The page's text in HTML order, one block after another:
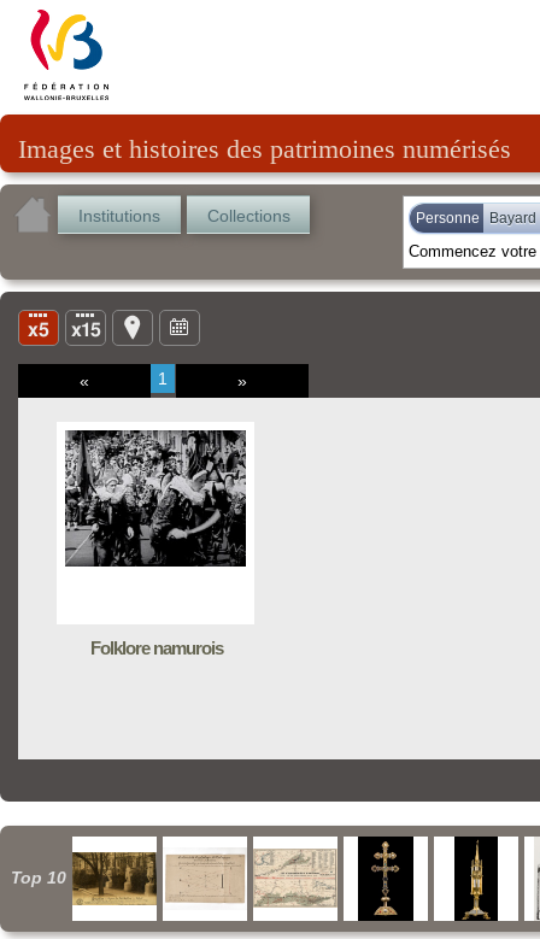
Images et histoires des patrimoines numérisés
Institutions Collections Personne
« 1 »
Folklore namurois
Top 10